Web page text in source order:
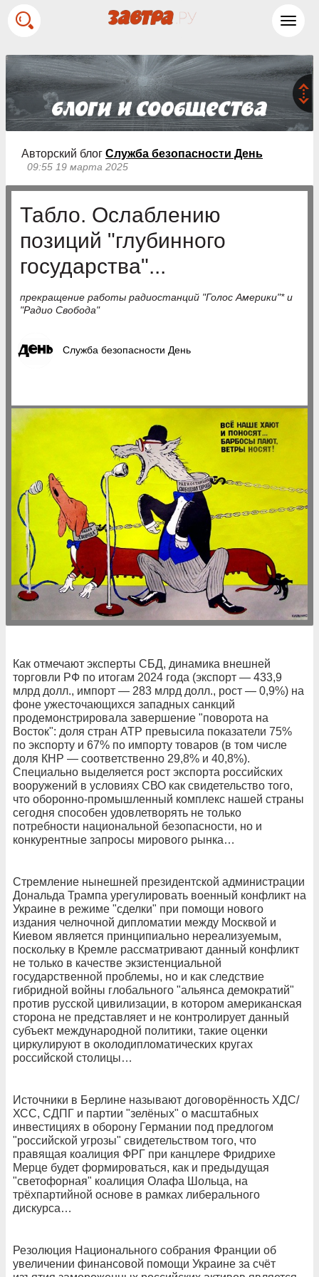
Авторский блог Служба безопасности День
09:55 19 марта 2025
Табло. Ослаблению
позиций "глубинного
государства"...
прекращение работы радиостанций "Голос Америки"* и
"Радио Свобода"
Служба безопасности День
Как отмечают эксперты СБД, динамика внешней
торговли РФ по итогам 2024 года (экспорт — 433,9
млрд долл., импорт — 283 млрд долл., рост — 0,9%) на
фоне ужесточающихся западных санкций
продемонстрировала завершение "поворота на
Восток": доля стран АТР превысила показатели 75%
по экспорту и 67% по импорту товаров (в том числе
доля КНР — соответственно 29,8% и 40,8%).
Специально выделяется рост экспорта российских
вооружений в условиях СВО как свидетельство того,
что оборонно-промышленный комплекс нашей страны
сегодня способен удовлетворять не только
потребности национальной безопасности, но и
конкурентные запросы мирового рынка…
Стремление нынешней президентской администрации
Дональда Трампа урегулировать военный конфликт на
Украине в режиме "сделки" при помощи нового
издания челночной дипломатии между Москвой и
Киевом является принципиально нереализуемым,
поскольку в Кремле рассматривают данный конфликт
не только в качестве экзистенциальной
государственной проблемы, но и как следствие
гибридной войны глобального "альянса демократий"
против русской цивилизации, в котором американская
сторона не представляет и не контролирует данный
субъект международной политики, такие оценки
циркулируют в околодипломатических кругах
российской столицы…
Источники в Берлине называют договорённость ХДС/
ХСС, СДПГ и партии "зелёных" о масштабных
инвестициях в оборону Германии под предлогом
"российской угрозы" свидетельством того, что
правящая коалиция ФРГ при канцлере Фридрихе
Мерце будет формироваться, как и предыдущая
"светофорная" коалиция Олафа Шольца, на
трёхпартийной основе в рамках либерального
дискурса…
Резолюция Национального собрания Франции об
увеличении финансовой помощи Украине за счёт